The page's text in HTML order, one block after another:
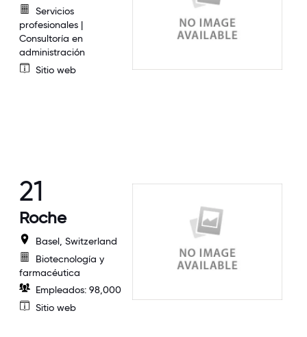
Servicios
profesionales |
Consultoría en
administración
Sitio web
21
Roche
Basel, Switzerland
Biotecnología y
farmacéutica
Empleados: 98,000
Sitio web